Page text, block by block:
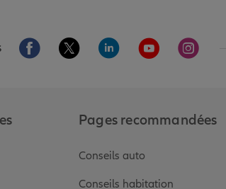
Aller sur la page Facebook de Allianz
Aller sur la page Twitter de
Aller sur la page
Aller sur laAller
Pages recommandées
Conseils auto
Conseils habitation